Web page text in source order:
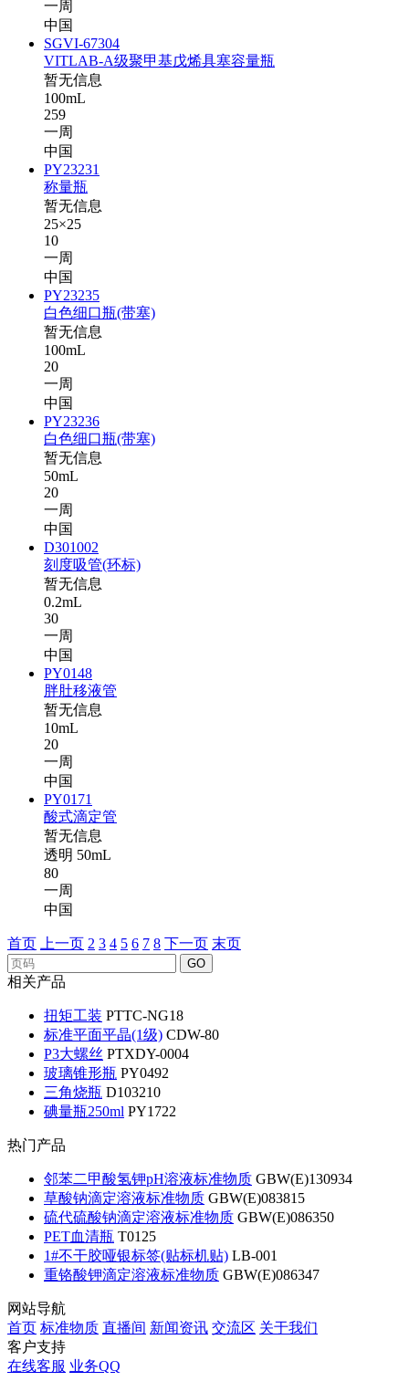
一周
中国
SGVI-67304
VITLAB-A级聚甲基戊烯具塞容量瓶
暂无信息
100mL
259
一周
中国
PY23231
称量瓶
暂无信息
25×25
10
一周
中国
PY23235
白色细口瓶(带塞)
暂无信息
100mL
20
一周
中国
PY23236
白色细口瓶(带塞)
暂无信息
50mL
20
一周
中国
D301002
刻度吸管(环标)
暂无信息
0.2mL
30
一周
中国
PY0148
胖肚移液管
暂无信息
10mL
20
一周
中国
PY0171
酸式滴定管
暂无信息
透明 50mL
80
一周
中国
首页 上一页 2 3 4 5 6 7 8 下一页 末页
GO
相关产品
扭矩工装 PTTC-NG18
标准平面平晶(1级) CDW-80
P3大螺丝 PTXDY-0004
玻璃锥形瓶 PY0492
三角烧瓶 D103210
碘量瓶250ml PY1722
热门产品
邻苯二甲酸氢钾pH溶液标准物质 GBW(E)130934
草酸钠滴定溶液标准物质 GBW(E)083815
硫代硫酸钠滴定溶液标准物质 GBW(E)086350
PET血清瓶 T0125
1#不干胶哑银标签(贴标机贴) LB-001
重铬酸钾滴定溶液标准物质 GBW(E)086347
网站导航
首页 标准物质 直播间 新闻资讯 交流区 关于我们
客户支持
在线客服 业务QQ